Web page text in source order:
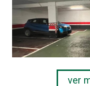
ver